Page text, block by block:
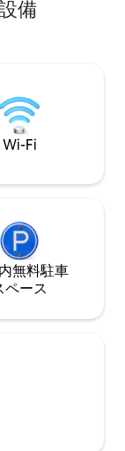
備
Wi-Fi
無料駐⁠車
ペ⁠ー⁠ス